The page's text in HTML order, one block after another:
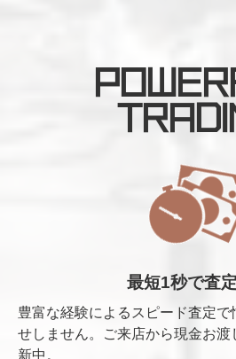
最短1秒で査
豊富な経験によるスピード査定で
せしません。ご来店から現金お渡
新中。